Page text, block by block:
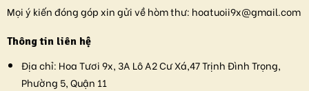
Mọi ý kiến đóng góp xin gửi về hòm thư: hoatuoii9x@gmail.com
Thông tin liên hệ
Địa chỉ: Hoa Tươi 9x, 3A Lô A2 Cư Xá,47 Trịnh Đình Trọng,
Phường 5, Quận 11